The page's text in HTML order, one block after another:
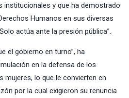
institucionales y que ha demostrado
Humanos en sus diversas
actúa ante la presión pública”.
el gobierno en turno”, ha
en la defensa de los
mujeres, lo que le convierten en
por la cual exigieron su renuncia